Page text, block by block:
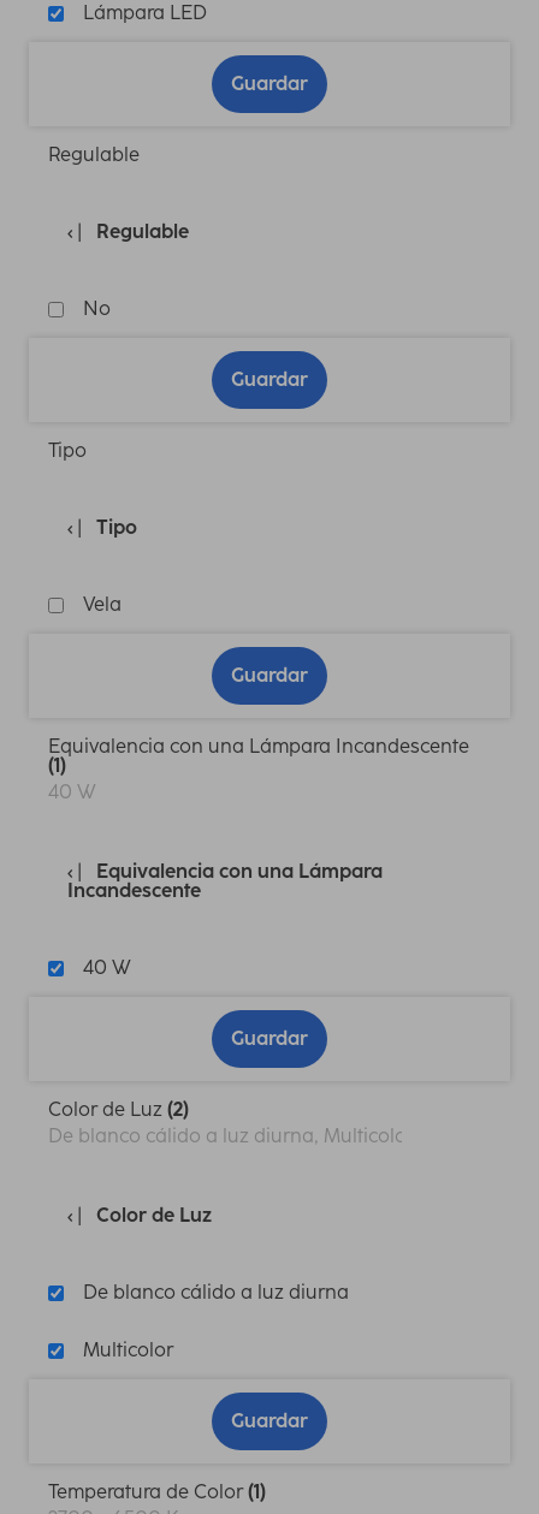
Lámpara LED
Guardar
Regulable
Regulable
No
Guardar
Tipo
Tipo
Vela
Guardar
Equivalencia con una Lámpara Incandescente
(1)
40 W
Equivalencia con una Lámpara
Incandescente
40 W
Guardar
Color de Luz (2)
De blanco cálido a luz diurna, Multicolor
Color de Luz
De blanco cálido a luz diurna
Multicolor
Guardar
Temperatura de Color(1)